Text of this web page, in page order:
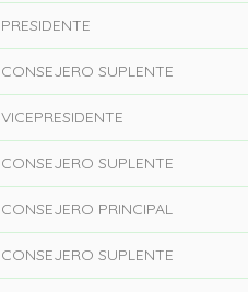
PRESIDENTE
CONSEJERO SUPLENTE
VICEPRESIDENTE
CONSEJERO SUPLENTE
CONSEJERO PRINCIPAL
CONSEJERO SUPLENTE